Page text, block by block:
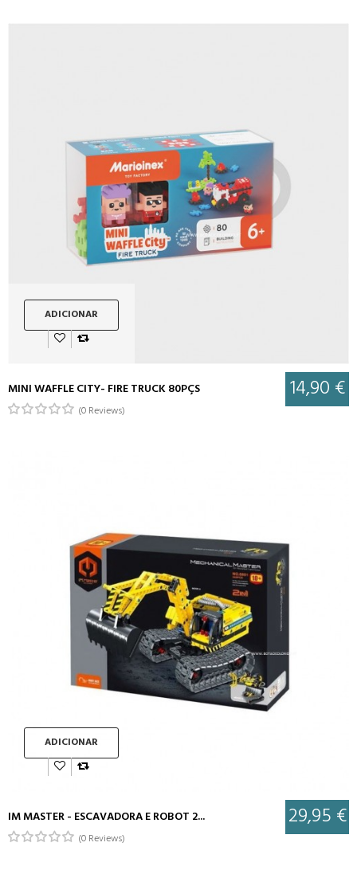
ADICIONAR
MINI WAFFLE CITY- FIRE TRUCK 80PÇS 14,90 €
(0 Reviews)
ADICIONAR
IM MASTER - ESCAVADORA E ROBOT 2... 29,95 €
(0 Reviews)